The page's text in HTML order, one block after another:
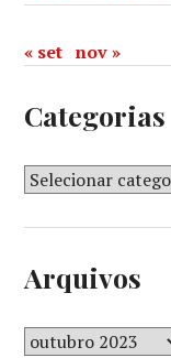
« set nov »
Categorias
Arquivos